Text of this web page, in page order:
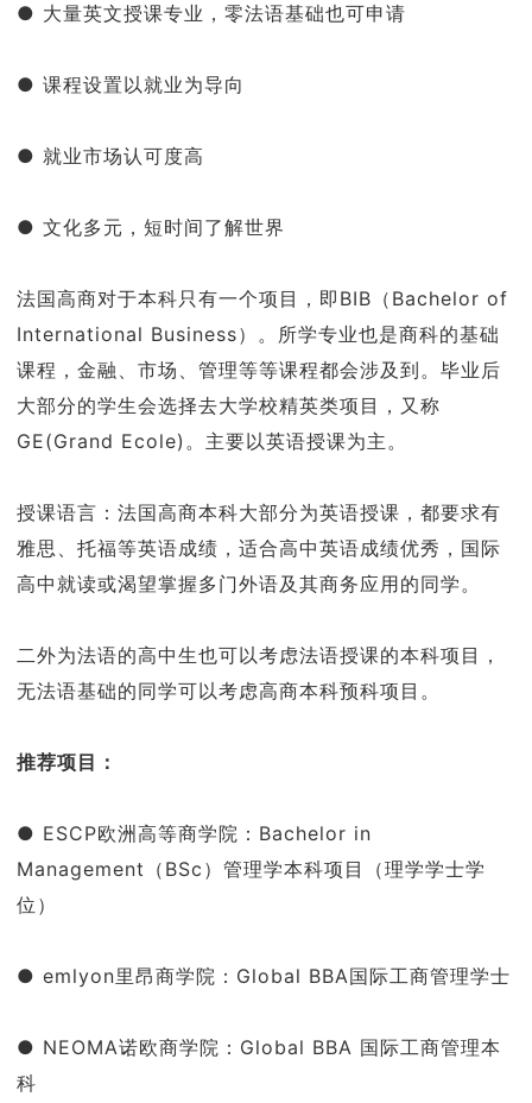
● 大量英文授课专业，零法语基础也可申请
● 课程设置以就业为导向
● 就业市场认可度高
● 文化多元，短时间了解世界
法国高商对于本科只有一个项目，即BIB（Bachelor of
International Business）。所学专业也是商科的基础
课程，金融、市场、管理等等课程都会涉及到。毕业后
大部分的学生会选择去大学校精英类项目，又称
GE(Grand Ecole)。主要以英语授课为主。
授课语言：法国高商本科大部分为英语授课，都要求有
雅思、托福等英语成绩，适合高中英语成绩优秀，国际
高中就读或渴望掌握多门外语及其商务应用的同学。
二外为法语的高中生也可以考虑法语授课的本科项目，
无法语基础的同学可以考虑高商本科预科项目。
推荐项目：
● ESCP欧洲高等商学院：Bachelor in
Management（BSc）管理学本科项目（理学学士学
位）
● emlyon里昂商学院：Global BBA国际工商管理学士
● NEOMA诺欧商学院：Global BBA 国际工商管理本
科